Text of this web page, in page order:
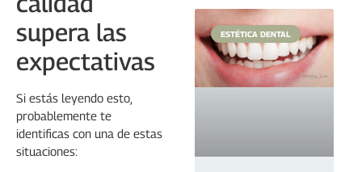
ESTÉTICA DENTAL
supera las
expectativas
Si estás leyendo esto,
probablemente te
identificas con una de estas
situaciones: